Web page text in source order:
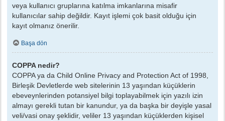
veya kullanıcı gruplarına katılma imkanlarına misafir
kullanıcılar sahip değildir. Kayıt işlemi çok basit olduğu için
kayıt olmanız önerilir.
Başa dön
COPPA nedir?
COPPA ya da Child Online Privacy and Protection Act of 1998,
Birleşik Devletlerde web sitelerinin 13 yaşından küçüklerin
ebeveynlerinden potansiyel bilgi toplayabilmek için yazılı izin
almayı gerekli tutan bir kanundur, ya da başka bir deyişle yasal
veli/vasi onay şeklidir, veliler 13 yaşından küçüklerden kişisel